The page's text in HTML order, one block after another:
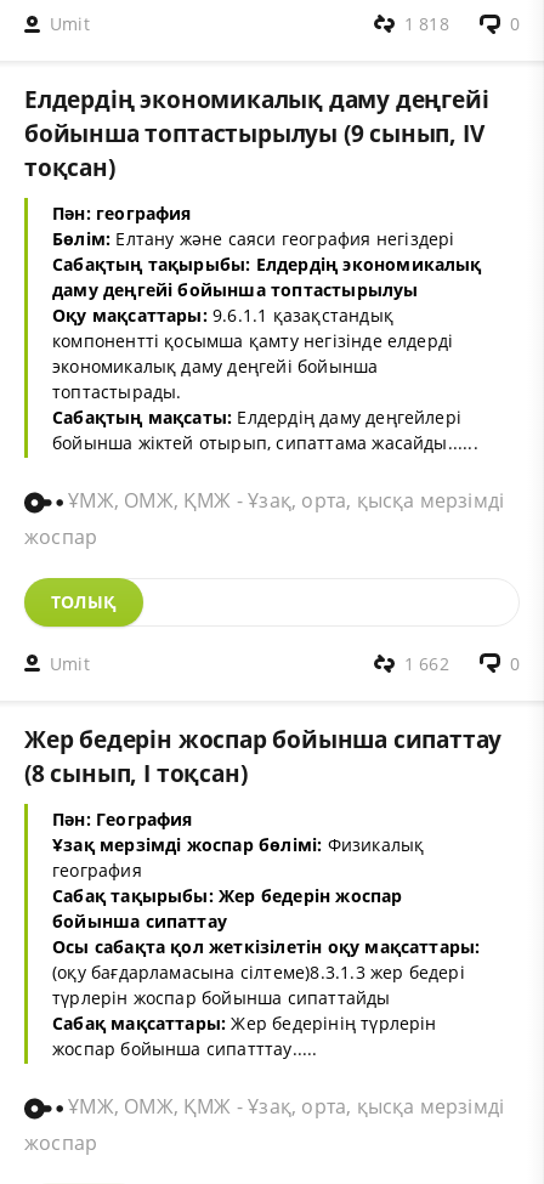
Umit 0
1 818
Елдердің экономикалық даму деңгейі
бойынша топтастырылуы (9 сынып, IV
тоқсан)
Пән: география
Бөлім: Елтану және саяси география негіздері
Сабақтың тақырыбы: Елдердің экономикалық
даму деңгейі бойынша топтастырылуы
Оқу мақсаттары:9.6.1.1 қазақстандық
компонентті қосымша қамту негізінде елдерді
экономикалық даму деңгейі бойынша
топтастырады.
Сабақтың мақсаты: Елдердің даму деңгейлері
бойынша жіктей отырып, сипаттама жасайды......
ҰМЖ, ОМЖ, ҚМЖ - Ұзақ, орта, қысқа мерзімді
жоспар
ТОЛЫҚ
Umit 0
1 662
Жер бедерін жоспар бойынша сипаттау
(8 сынып, I тоқсан)
Пән: География
Ұзақ мерзімді жоспар бөлімі: Физикалық
география
Сабақ тақырыбы: Жер бедерін жоспар
бойынша сипаттау
Осы сабақта қол жеткізілетін оқу мақсаттары:
(оқу бағдарламасына сілтеме)8.3.1.3 жер бедері
түрлерін жоспар бойынша сипаттайды
Сабақ мақсаттары: Жер бедерінің түрлерін
жоспар бойынша сипатттау.....
ҰМЖ, ОМЖ, ҚМЖ - Ұзақ, орта, қысқа мерзімді
жоспар